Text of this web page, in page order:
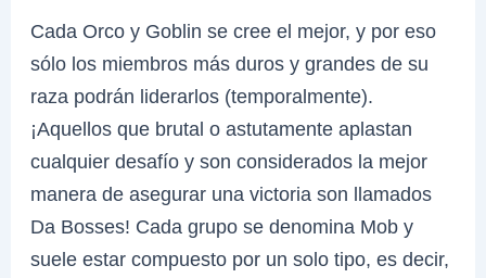
Cada Orco y Goblin se cree el mejor, y por eso
sólo los miembros más duros y grandes de su
raza podrán liderarlos (temporalmente).
¡Aquellos que brutal o astutamente aplastan
cualquier desafío y son considerados la mejor
manera de asegurar una victoria son llamados
Da Bosses! Cada grupo se denomina Mob y
suele estar compuesto por un solo tipo, es decir,